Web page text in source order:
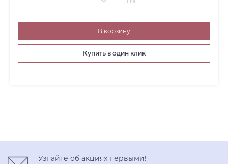
В корзину
Купить в один клик
Узнайте об акциях первыми!